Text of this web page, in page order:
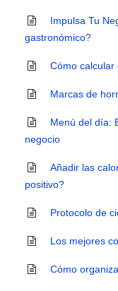
Impulsa Tu
gastronómico?
Cómo calcular
Marcas de
Menú del día:
negocio
Añadir las
positivo?
Protocolo de
Los mejores
Cómo